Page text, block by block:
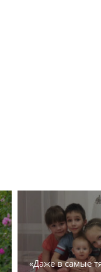
«Даже в самые